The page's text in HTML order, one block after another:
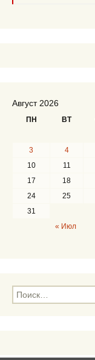
Август 2026
ПН ВТ
« Июл
3
4
10
11
17
18
24
25
31
Н
а
: